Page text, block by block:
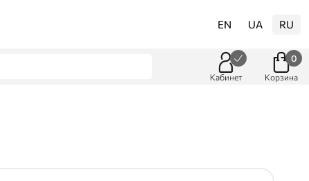
EN UA RU
Кабинет Корзина
0